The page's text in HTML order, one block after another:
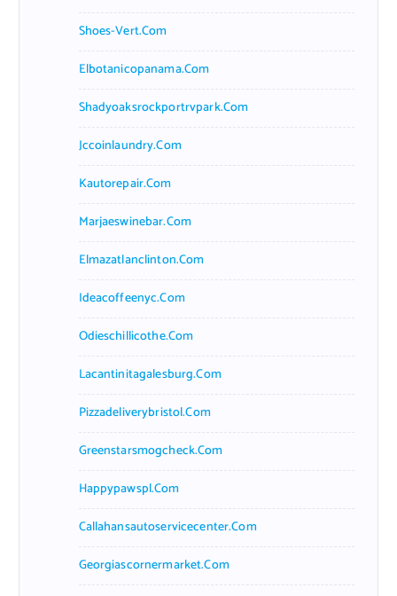
Shoes-Vert.com
Elbotanicopanama.com
Shadyoaksrockportrvpark.com
Jccoinlaundry.com
Kautorepair.com
Marjaeswinebar.com
Elmazatlanclinton.com
Ideacoffeenyc.com
Odieschillicothe.com
Lacantinitagalesburg.com
Pizzadeliverybristol.com
Greenstarsmogcheck.com
Happypawspl.com
Callahansautoservicecenter.com
Georgiascornermarket.com